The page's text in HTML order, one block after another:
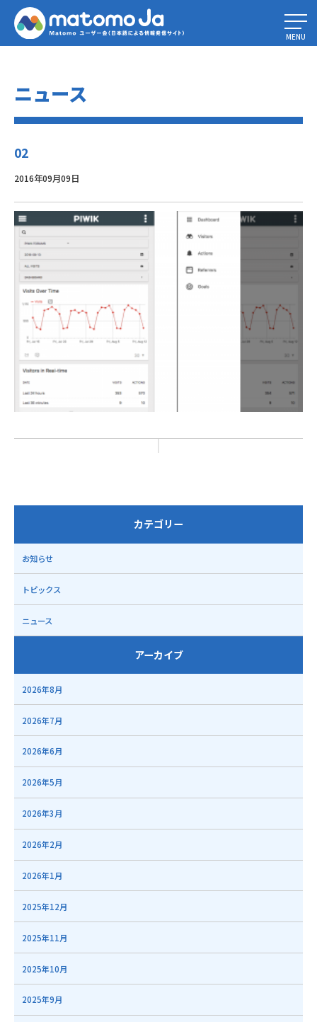
Home»
Piwik 3 開発アップデート #1 – 新しいUIデザイン、API の変更＆リ
リース日 » 02
MENU
ニュース
02
2016年09月09日
カテゴリー
お知らせ
トピックス
ニュース
アーカイブ
2026年8月
2026年7月
2026年6月
2026年5月
2026年3月
2026年2月
2026年1月
2025年12月
2025年11月
2025年10月
2025年9月